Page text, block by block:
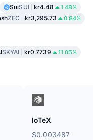
SuiSUI kr4.48 1.48%
ZEC kr3,295.73 0.84%
SKYAI kr0.7739 11.05%
IoTeX
$0.003487